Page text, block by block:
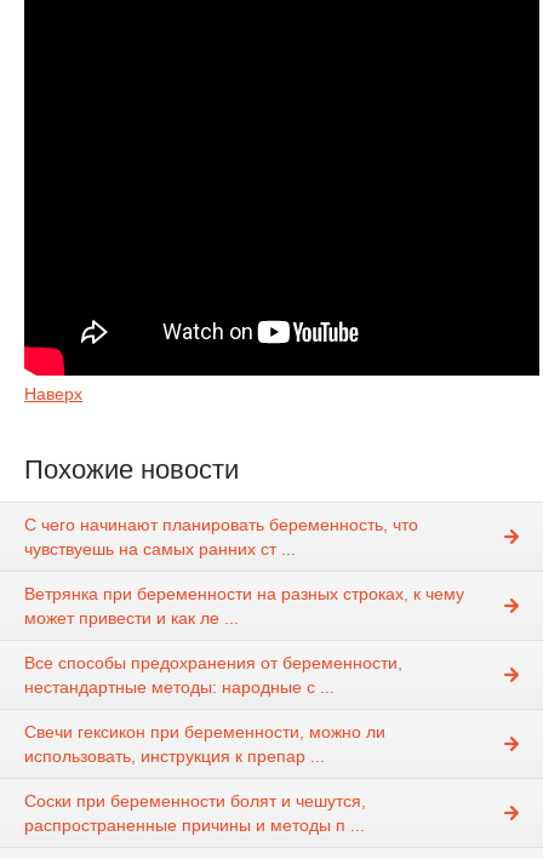
Наверх
Похожие новости
С чего начинают планировать беременность, что
чувствуешь на самых ранних ст ...
Ветрянка при беременности на разных строках, к чему
может привести и как ле ...
Все способы предохранения от беременности,
нестандартные методы: народные с ...
Свечи гексикон при беременности, можно ли
использовать, инструкция к препар ...
Соски при беременности болят и чешутся,
распространенные причины и методы п ...